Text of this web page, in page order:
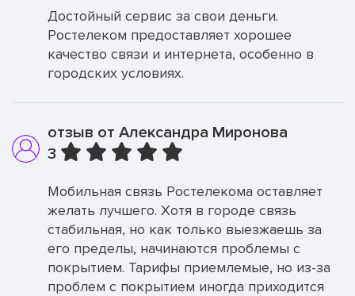
Достойный сервис за свои деньги.
Ростелеком предоставляет хорошее
качество связи и интернета, особенно в
городских условиях.
отзыв от Александра Миронова
3
Мобильная связь Ростелекома оставляет
желать лучшего. Хотя в городе связь
стабильная, но как только выезжаешь за
его пределы, начинаются проблемы с
покрытием. Тарифы приемлемые, но из-за
проблем с покрытием иногда приходится